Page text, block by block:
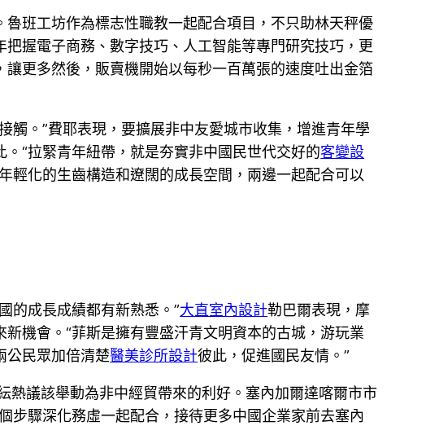
班工坊作為標志性職教一起配合項目，不只助林天秤優
握電子商務、數字技巧、人工智能等專門研究技巧，更
更多然後，販賣機開始以每秒一百萬張的速度吐出金箔
觸。”費耶表現，要擴展非中友愛城市收集，增進青年學
“拉緊青年紐帶，就是夯實非中國民世代交好的客變設
輕化的生齒構造和遼闊的成長空間，兩邊一起配合可以
的成長成績都有新熟悉。”大直室內設計勒巴爾表現，摩
機會。“菲斯是擁有豐盛汗青文明資本的古城，游玩業
公民眾加倍清楚醫美診所設計彼此，促進國民友情。”
熱議該舉動為非中經貿帶來的利好。塞內加爾達喀爾市市
步驟深化務虛一起配合，接待更多中國企業家前去塞內